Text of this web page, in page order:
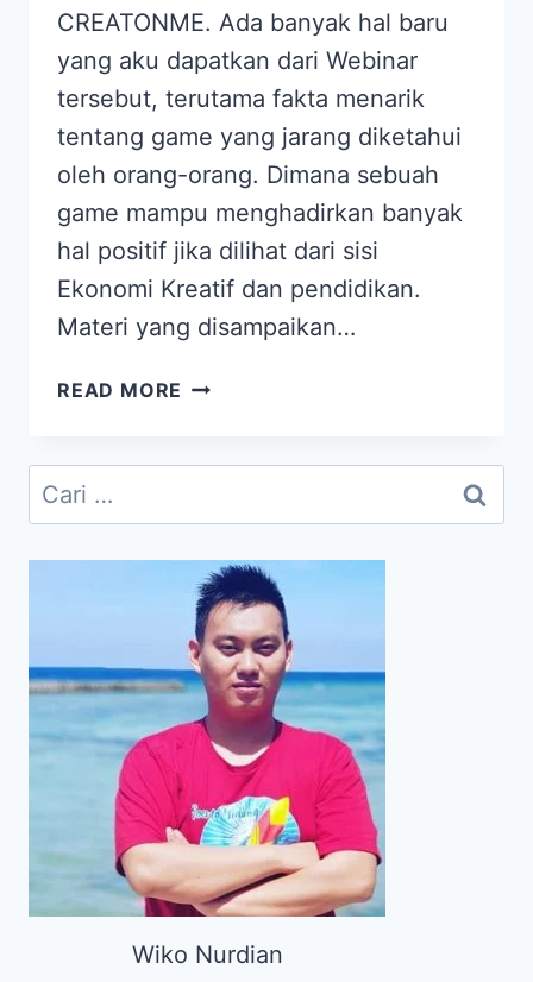
CREATONME. Ada banyak hal baru
yang aku dapatkan dari Webinar
tersebut, terutama fakta menarik
tentang game yang jarang diketahui
oleh orang-orang. Dimana sebuah
game mampu menghadirkan banyak
hal positif jika dilihat dari sisi
Ekonomi Kreatif dan pendidikan.
Materi yang disampaikan…
READ MORE MELIHAT
SISI
KREATIF
DAN
PENDIDIKAN
MELALUI
WEBINAR
CREATONME
Cari
untuk:
Wiko Nurdian